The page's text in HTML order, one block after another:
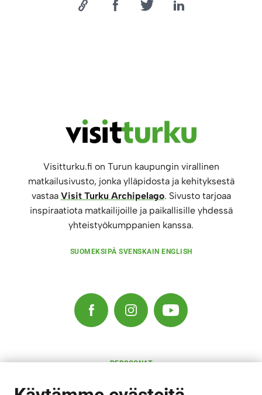
Visitturku.fi on Turun kaupungin virallinen
matkailusivusto, jonka ylläpidosta ja kehityksestä
vastaa Visit Turku Archipelago. Sivusto tarjoaa
inspiraatiota matkailijoille ja paikallisille yhdessä
yhteistyökumppanien kanssa.
SUOMEKSI PÅ SVENSKA IN ENGLISH
PERSOONAT
MAJOITUS